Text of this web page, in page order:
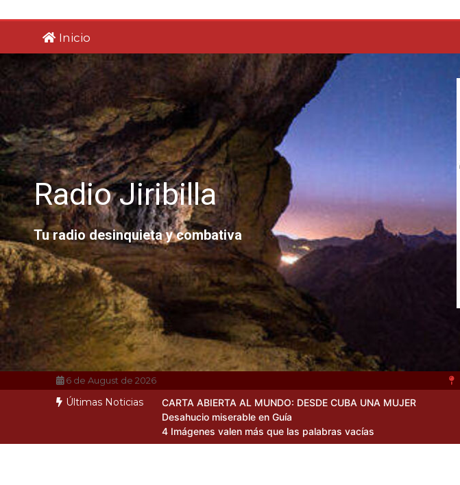
al
contenido Inicio
Radio Jiribilla
Tu radio desinquieta y combativa
6 de August de 2026
Últimas Noticias
CARTA ABIERTA AL MUNDO: DESDE CUBA UNA MUJER
Desahucio miserable en Guía
4 Imágenes valen más que las palabras vacías